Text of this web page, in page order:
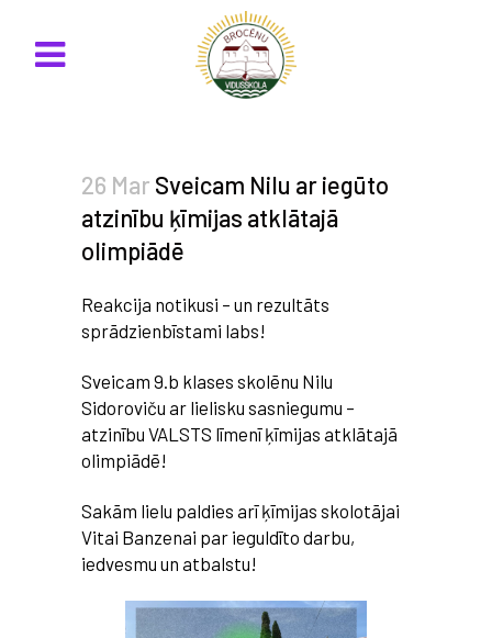
26 Mar Sveicam Nilu ar iegūto
atzinību ķīmijas atklātajā
olimpiādē
Reakcija notikusi – un rezultāts
sprādzienbīstami labs!
Sveicam 9.b klases skolēnu Nilu
Sidoroviču ar lielisku sasniegumu –
atzinību VALSTS līmenī ķīmijas atklātajā
olimpiādē!
Sakām lielu paldies arī ķīmijas skolotājai
Vitai Banzenai par ieguldīto darbu,
iedvesmu un atbalstu!